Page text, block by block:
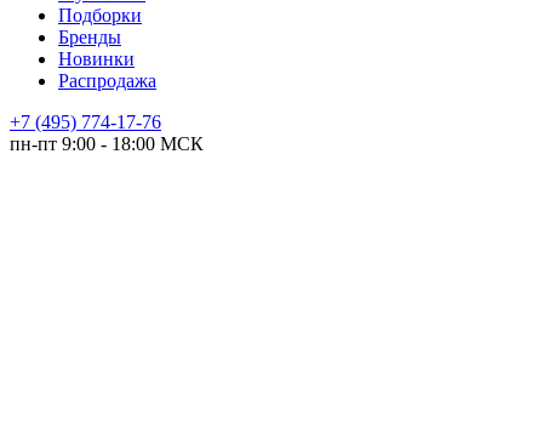
Подборки
Бренды
Новинки
Распродажа
+7 (495) 774-17-76
пн-пт 9:00 - 18:00 МСК